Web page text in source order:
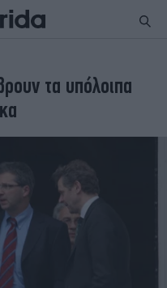
ΕΛΛΑΔΑ
ΚΟΣΜΟΣ
ΠΑΝΕΛΛΗΝΙΕΣ
ENGLISH EDITION
STORIES
TRAVEL
ΥΓΕΙΑ
ΟΛΥΜΠΙΑΚΟΙ ΑΓΩΝΕΣ
τα υπόλοιπα